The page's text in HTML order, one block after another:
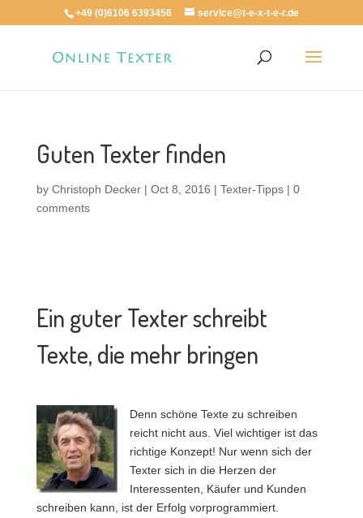
+49 (0)6106 6393456 service@t-e-x-t-e-r.de
Guten Texter finden
by Christoph Decker| Oct 8, 2016 | Texter-Tipps| 0
comments
Ein guter Texter schreibt
Texte, die mehr bringen
Denn schöne Texte zu schreiben
reicht nicht aus. Viel wichtiger ist das
richtige Konzept! Nur wenn sich der
Texter sich in die Herzen der
Interessenten, Käufer und Kunden
schreiben kann, ist der Erfolg vorprogrammiert.